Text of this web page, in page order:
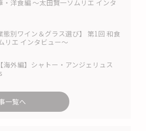
・洋食編 〜太田賢一ソムリエ インタ
態別ワイン＆グラス選び】 第1回 和食
リエ インタビュー〜
海外編】シャトー・アンジェリュス
一覧へ